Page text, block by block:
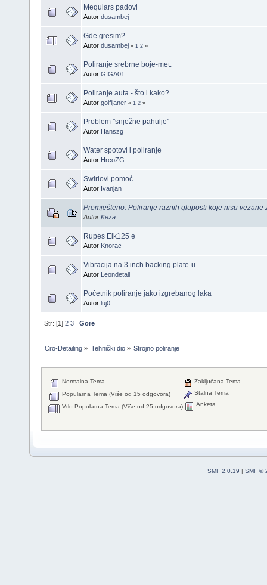
Mequiars padovi
Autor dusambej
Gde gresim?
Autor dusambej « 1 2 »
Poliranje srebrne boje-met.
Autor GIGA01
Poliranje auta - što i kako?
Autor golfijaner « 1 2 »
Problem ''snježne pahulje''
Autor Hanszg
Water spotovi i poliranje
Autor HrcoZG
Swirlovi pomoć
Autor Ivanjan
Premješteno: Poliranje raznih gluposti koje nisu vezane
Autor Keza
Rupes Elk125 e
Autor Knorac
Vibracija na 3 inch backing plate-u
Autor Leondetail
Početnik poliranje jako izgrebanog laka
Autor luj0
Str: [1]2 3 Gore
Cro-Detailing » Tehnički dio» Strojno poliranje
Normalna Tema
Popularna Tema (Više od 15 odgovora)
Vrlo Popularna Tema (Više od 25 odgovora)
Zaključana Tema
Stalna Tema
Anketa
SMF 2.0.19 | SMF ©